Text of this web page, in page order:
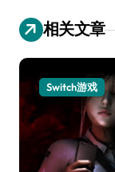
相关文章
Switch游戏